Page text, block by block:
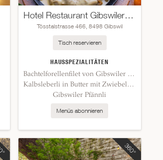
Hotel Restaurant Gibswilerstube
Tösstalstrasse 466, 8498 Gibswil
HAUSSPEZIALITÄTEN
Bachtelforellenfilet von Gibswiler Fischzucht
Kalbsleberli in Butter mit Zwiebeln und Kräuter
Gibswiler Pfännli
Menüs abonnieren
Tisch reservieren